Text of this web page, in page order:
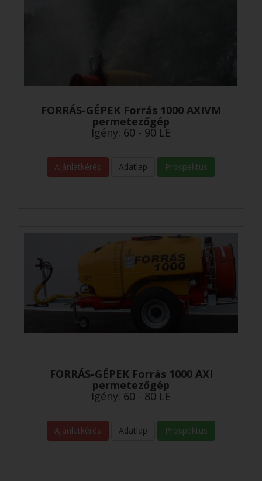
FORRÁS-GÉPEK Forrás 1000 AXIVM
permetezőgép
Igény: 60 - 90 LE
Ajánlatkérés Adatlap Prospektus
FORRÁS-GÉPEK Forrás 1000 AXI
permetezőgép
Igény: 60 - 80 LE
Ajánlatkérés Adatlap Prospektus